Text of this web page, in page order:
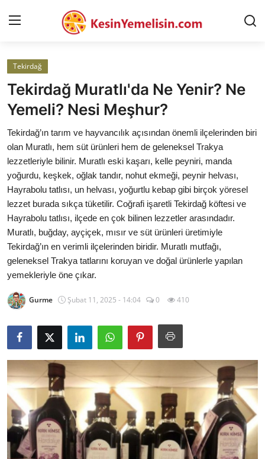
AnaSayfa
Gizlilik Sözleşmesi
Rüya Tabirleri
Diyet & Sağlıklı Beslenme
İletişim
Şehirler
Helal Gıda & Dini Hükümler
Gıda Güvenliği & Bilimi
Kalori & Diyet Rehberi
Mutfak Püf Noktaları & İpuçları
Mekan & Lezzet Rotaları
Temel Gıda ve Ürün Rehberleri
İçecek Kültürü & Barista
Yöresel Tarifler & Ev Yemekleri
Gıda Güvenliği & Sağlık
Tekirdağ
Tekirdağ Muratlı'da Ne Yenir? Ne
Yemeli? Nesi Meşhur?
Tekirdağ’ın tarım ve hayvancılık açısından önemli ilçelerinden biri
olan Muratlı, hem süt ürünleri hem de geleneksel Trakya
lezzetleriyle bilinir. Muratlı eski kaşarı, kelle peyniri, manda
yoğurdu, keşkek, oğlak tandır, nohut ekmeği, peynir helvası,
Hayrabolu tatlısı, un helvası, yoğurtlu kebap gibi birçok yöresel
lezzet burada sıkça tüketilir. Coğrafi işaretli Tekirdağ köftesi ve
Hayrabolu tatlısı, ilçede en çok bilinen lezzetler arasındadır.
Muratlı, buğday, ayçiçek, mısır ve süt ürünleri üretimiyle
Tekirdağ’ın en verimli ilçelerinden biridir. Muratlı mutfağı,
geleneksel Trakya tatlarını koruyan ve doğal ürünlerle yapılan
yemekleriyle öne çıkar.
Gurme Şubat 11, 2025 - 14:04 0 410